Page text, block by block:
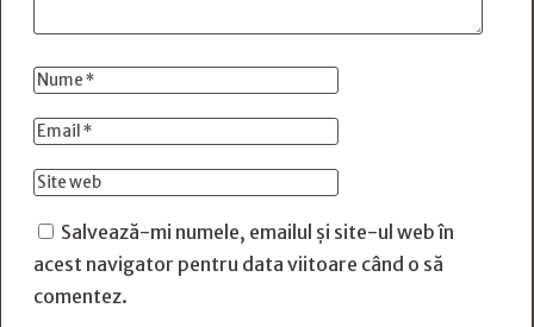
Salvează-mi numele, emailul și site-ul web în
acest navigator pentru data viitoare când o să
comentez.